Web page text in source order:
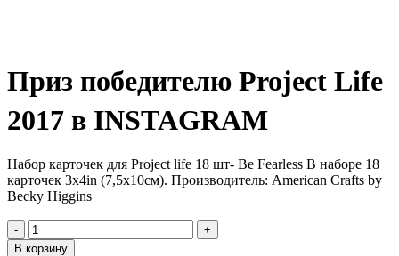
Приз победителю Project Life
2017 в INSTAGRAM
Набор карточек для Project life 18 шт- Be Fearless В наборе 18
карточек 3х4in (7,5х10см). Производитель: American Crafts by
Becky Higgins
-
+
В корзину